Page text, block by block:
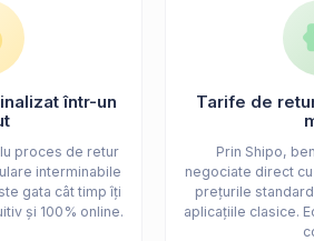
într-un
proces de retur
interminabile
gata cât timp îți
și 100% online.
Tarife de
Prin Shipo,
negociate direct
prețurile
aplicațiile clasice.